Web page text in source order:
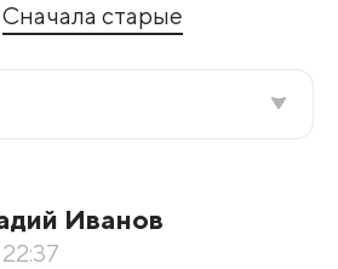
Сначала старые
Иванов